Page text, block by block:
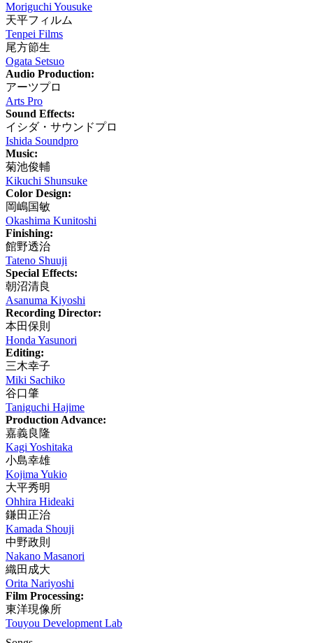
Moriguchi Yousuke
天平フィルム
Tenpei Films
尾方節生
Ogata Setsuo
Audio Production:
アーツプロ
Arts Pro
Sound Effects:
イシダ・サウンドプロ
Ishida Soundpro
Music:
菊池俊輔
Kikuchi Shunsuke
Color Design:
岡嶋国敏
Okashima Kunitoshi
Finishing:
館野透治
Tateno Shuuji
Special Effects:
朝沼清良
Asanuma Kiyoshi
Recording Director:
本田保則
Honda Yasunori
Editing:
三木幸子
Miki Sachiko
谷口肇
Taniguchi Hajime
Production Advance:
嘉義良隆
Kagi Yoshitaka
小島幸雄
Kojima Yukio
大平秀明
Ohhira Hideaki
鎌田正治
Kamada Shouji
中野政則
Nakano Masanori
織田成大
Orita Nariyoshi
Film Processing:
東洋現像所
Touyou Development Lab